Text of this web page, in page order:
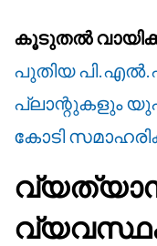
കൂടുതൽ
പുതിയ
പ്ലാന്റുകളും
കോടി